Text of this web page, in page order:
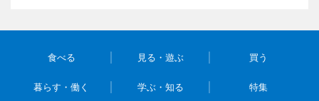
食べる 見る・遊ぶ 買う
暮らす・働く 学ぶ・知る 特集